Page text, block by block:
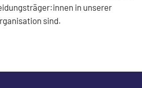
in unserer
sind.